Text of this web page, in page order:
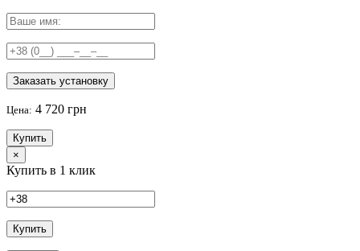
Заказать установку
Цена: 4 720 грн
Купить
×
Купить в 1 клик
Купить